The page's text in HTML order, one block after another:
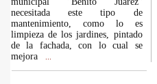
necesitada este tipo de
mantenimiento, como lo es
limpieza de los jardines, pintado
de la fachada, con lo cual se
mejora